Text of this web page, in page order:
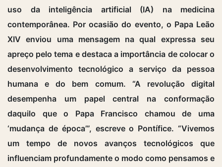
uso da inteligência artificial (IA) na medicina
contemporânea. Por ocasião do evento, o Papa Leão
XIV enviou uma mensagem na qual expressa seu
apreço pelo tema e destaca a importância de colocar o
desenvolvimento tecnológico a serviço da pessoa
humana e do bem comum. “A revolução digital
desempenha um papel central na conformação
daquilo que o Papa Francisco chamou de uma
‘mudança de época’”, escreve o Pontífice. “Vivemos
um tempo de novos avanços tecnológicos que
influenciam profundamente o modo como pensamos e